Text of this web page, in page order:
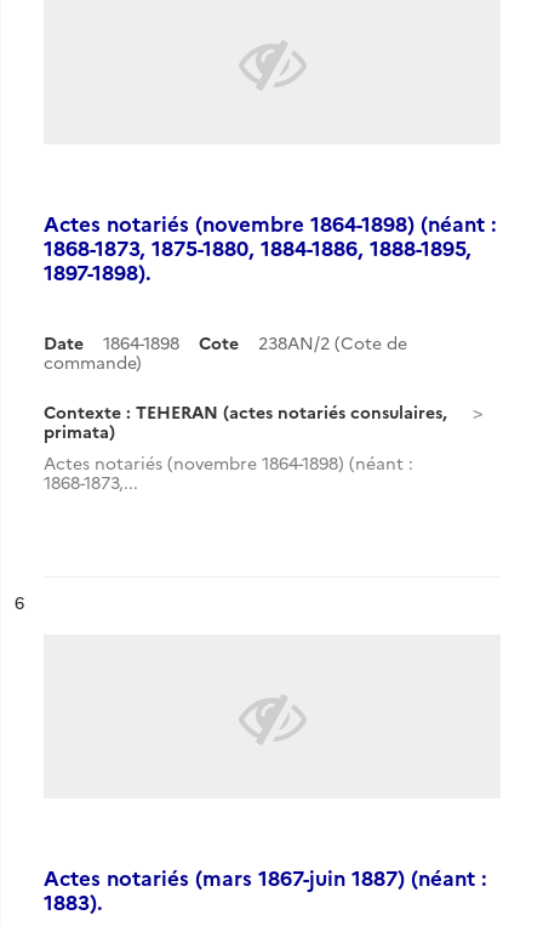
Actes notariés (novembre 1864-1898) (néant :
1868-1873, 1875-1880, 1884-1886, 1888-1895,
1897-1898).
Date 1864-1898 Cote
238AN/2 (Cote de
commande)
Contexte : TEHERAN (actes notariés consulaires,
primata)
Actes notariés (novembre 1864-1898) (néant :
1868-1873,...
n°
6
Actes notariés (mars 1867-juin 1887) (néant :
1883).